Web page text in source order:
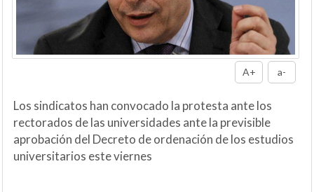
A+ a-
Los sindicatos han convocado la protesta ante los
rectorados de las universidades ante la previsible
aprobación del Decreto de ordenación de los estudios
universitarios este viernes